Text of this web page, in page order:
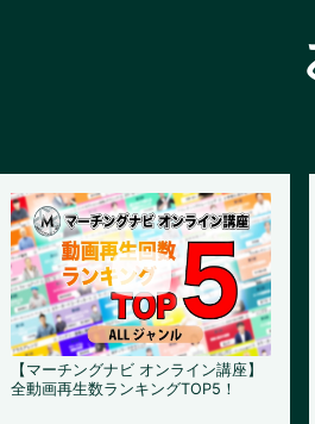
【マーチングナビ オンライン講座】
全動画再生数ランキングTOP5！